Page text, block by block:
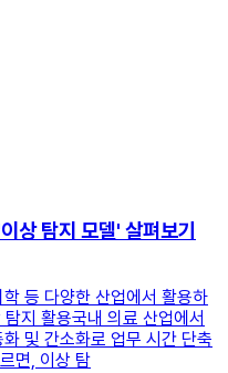
상 탐지 모델' 살펴보기
등 다양한 산업에서 활용하
지 활용국내 의료 산업에서
및 간소화로 업무 시간 단축
면, 이상 탐